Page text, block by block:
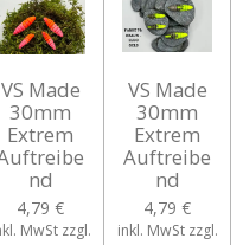
VS Made
30mm
Extrem
nd
4,79 €
MwSt zzgl.
VS Made
30mm
Extrem
Auftreibe
nd
4,79 €
inkl. MwSt zzgl.